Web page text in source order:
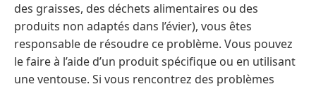
des graisses, des déchets alimentaires ou des
produits non adaptés dans l’évier), vous êtes
responsable de résoudre ce problème. Vous pouvez
le faire à l’aide d’un produit spécifique ou en utilisant
une ventouse. Si vous rencontrez des problèmes